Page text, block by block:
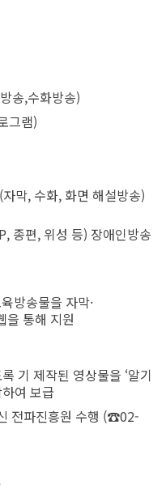
송,수화방송)
그램)
막, 수화, 화면 해설방송)
종편, 위성 등) 장애인방송
방송물을 자막·
을 통해 지원
기 제작된 영상물을 ‘알기
여 보급
전파진흥원 수행 (☎02-